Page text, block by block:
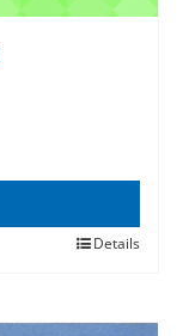
Details